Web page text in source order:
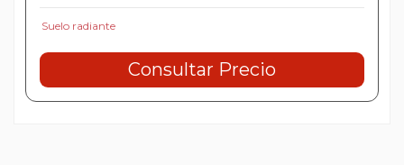
Suelo radiante
Consultar Precio